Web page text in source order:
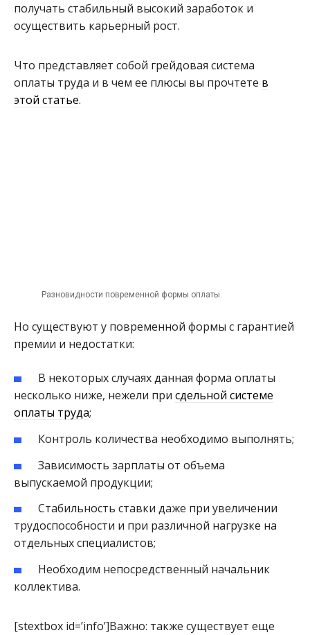
получать стабильный высокий заработок и
осуществить карьерный рост.
Что представляет собой грейдовая система
оплаты труда и в чем ее плюсы вы прочтете в
этой статье.
Разновидности повременной формы оплаты.
Но существуют у повременной формы с гарантией
премии и недостатки:
В некоторых случаях данная форма оплаты
несколько ниже, нежели при сдельной системе
оплаты труда;
Контроль количества необходимо выполнять;
Зависимость зарплаты от объема
выпускаемой продукции;
Стабильность ставки даже при увеличении
трудоспособности и при различной нагрузке на
отдельных специалистов;
Необходим непосредственный начальник
коллектива.
[stextbox id=’info’]Важно: также существует еще